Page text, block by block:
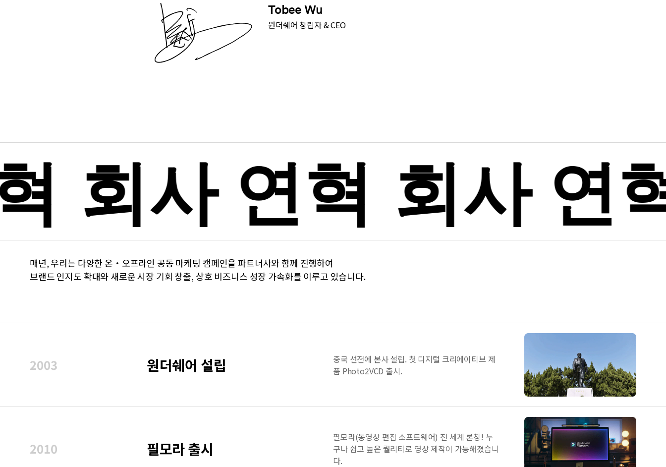
Tobee Wu
원더쉐어 창립자 & CEO
회사 연혁 회사 연혁
매년, 우리는 다양한 온・오프라인 공동 마케팅 캠페인을 파트너사와 함께 진행하여
브랜드 인지도 확대와 새로운 시장 기회 창출, 상호 비즈니스 성장 가속화를 이루고 있습니다.
2003 원더쉐어 설립
중국 선전에 본사 설립. 첫 디지털 크리에이티브 제
품 Photo2VCD 출시.
2010 필모라 출시
필모라(동영상 편집 소프트웨어) 전 세계 론칭! 누
구나 쉽고 높은 퀄리티로 영상 제작이 가능해졌습니
다.